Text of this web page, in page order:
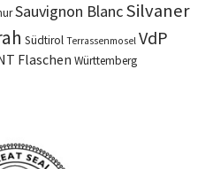
Sauvignon BlancSilvaner
Südtirol Terrassenmosel VdP
Flaschen Württemberg